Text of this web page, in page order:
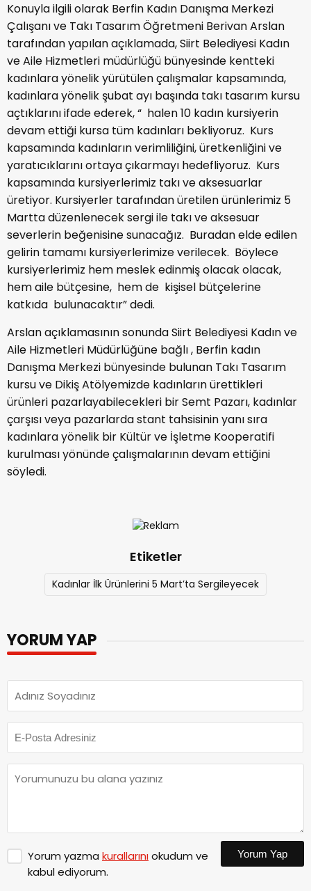
Konuyla ilgili olarak Berfin Kadın Danışma Merkezi
Çalışanı ve Takı Tasarım Öğretmeni Berivan Arslan
tarafından yapılan açıklamada, Siirt Belediyesi Kadın
ve Aile Hizmetleri müdürlüğü bünyesinde kentteki
kadınlara yönelik yürütülen çalışmalar kapsamında,
kadınlara yönelik şubat ayı başında takı tasarım kursu
açtıklarını ifade ederek, “ halen 10 kadın kursiyerin
devam ettiği kursa tüm kadınları bekliyoruz. Kurs
kapsamında kadınların verimliliğini, üretkenliğini ve
yaratıcıklarını ortaya çıkarmayı hedefliyoruz. Kurs
kapsamında kursiyerlerimiz takı ve aksesuarlar
üretiyor. Kursiyerler tarafından üretilen ürünlerimiz 5
Martta düzenlenecek sergi ile takı ve aksesuar
severlerin beğenisine sunacağız. Buradan elde edilen
gelirin tamamı kursiyerlerimize verilecek. Böylece
kursiyerlerimiz hem meslek edinmiş olacak olacak,
hem aile bütçesine, hem de kişisel bütçelerine
katkıda bulunacaktır” dedi.
Arslan açıklamasının sonunda Siirt Belediyesi Kadın ve
Aile Hizmetleri Müdürlüğüne bağlı , Berfin kadın
Danışma Merkezi bünyesinde bulunan Takı Tasarım
kursu ve Dikiş Atölyemizde kadınların ürettikleri
ürünleri pazarlayabilecekleri bir Semt Pazarı, kadınlar
çarşısı veya pazarlarda stant tahsisinin yanı sıra
kadınlara yönelik bir Kültür ve İşletme Kooperatifi
kurulması yönünde çalışmalarının devam ettiğini
söyledi.
Etiketler
Kadınlar İlk Ürünlerini 5 Mart’ta Sergileyecek
YORUM YAP
Yorum yazma kurallarınıokudum ve
kabul ediyorum.
Yorum Yap